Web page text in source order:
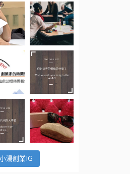
湯創業IG